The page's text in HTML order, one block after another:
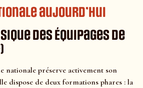
aujourd’hui
des Équipages de
nationale préserve activement son
dispose de deux formations phares : la